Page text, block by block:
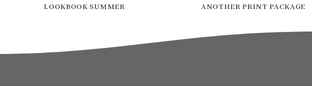
LOOKBOOK SUMMER ANOTHER PRINT PACKAGE